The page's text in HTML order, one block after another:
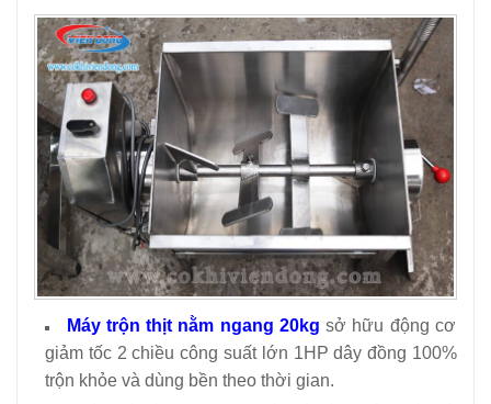
Máy trộn thịt nằm ngang 20kg sở hữu động cơ
giảm tốc 2 chiều công suất lớn 1HP dây đồng 100%
trộn khỏe và dùng bền theo thời gian.